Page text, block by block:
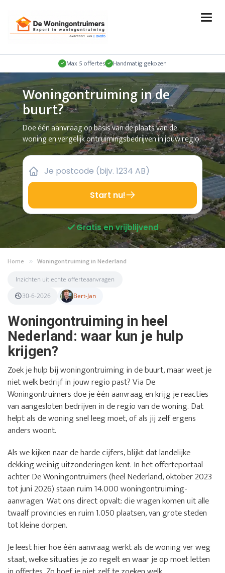
Max 5 offertes Handmatig gekozen
Woningontruiming in de
buurt?
Doe één aanvraag op basis van de plaats van de
woning en vergelijk ontruimingsbedrijven in jouw regio.
Start nu!
Gratis en vrijblijvend
Home Woningontruiming in Nederland
Inzichten uit echte offerteaanvragen
30-6-2026
Bert-Jan
Woningontruiming in heel
Nederland: waar kun je hulp
krijgen?
Zoek je hulp bij woningontruiming in de buurt, maar weet je
niet welk bedrijf in jouw regio past? Via De
Woningontruimers doe je één aanvraag en krijg je reacties
van aangesloten bedrijven in de regio van de woning. Dat
helpt als de woning snel leeg moet, of als jij zelf ergens
anders woont.
Als we kijken naar de harde cijfers, blijkt dat landelijke
dekking weinig uitzonderingen kent. In het offerteportaal
achter De Woningontruimers (heel Nederland, oktober 2023
tot juni 2026) staan ruim 14.000 woningontruiming-
aanvragen. Wat ons direct opvalt: die vragen komen uit alle
twaalf provincies en ruim 1.050 plaatsen, van grote steden
tot kleine dorpen.
Je leest hier hoe één aanvraag werkt als de woning ver weg
staat, welke situaties je zo regelt en waar je op moet letten